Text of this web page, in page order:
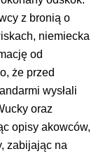
z bronią o
niemiecka
od
że przed
wysłali
oraz
opisy akowców,
zabijając na